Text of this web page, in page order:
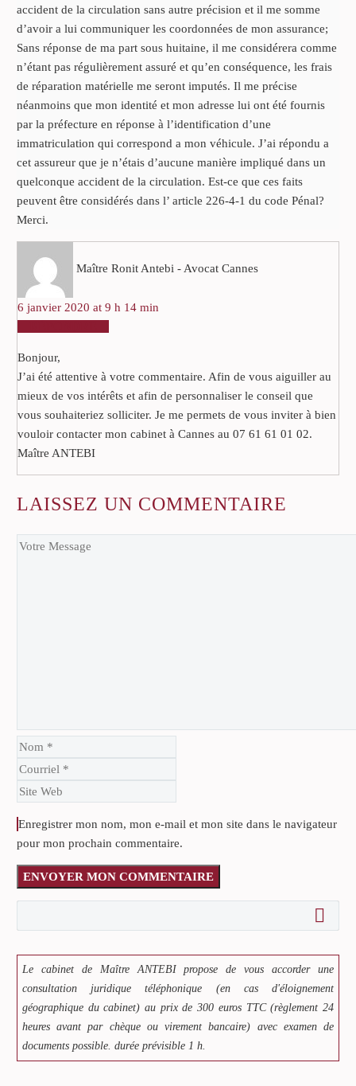
accident de la circulation sans autre précision et il me somme
d’avoir a lui communiquer les coordonnées de mon assurance;
Sans réponse de ma part sous huitaine, il me considérera comme
n’étant pas régulièrement assuré et qu’en conséquence, les frais
de réparation matérielle me seront imputés. Il me précise
néanmoins que mon identité et mon adresse lui ont été fournis
par la préfecture en réponse à l’identification d’une
immatriculation qui correspond a mon véhicule. J’ai répondu a
cet assureur que je n’étais d’aucune manière impliqué dans un
quelconque accident de la circulation. Est-ce que ces faits
peuvent être considérés dans l’ article 226-4-1 du code Pénal?
Merci.
Maître Ronit Antebi - Avocat Cannes
6 janvier 2020 at 9 h 14 min
Bonjour,
J’ai été attentive à votre commentaire. Afin de vous aiguiller au
mieux de vos intérêts et afin de personnaliser le conseil que
vous souhaiteriez solliciter. Je me permets de vous inviter à bien
vouloir contacter mon cabinet à Cannes au 07 61 61 01 02.
Maître ANTEBI
LAISSEZ UN COMMENTAIRE
Enregistrer mon nom, mon e-mail et mon site dans le navigateur
pour mon prochain commentaire.
ENVOYER MON COMMENTAIRE
Le cabinet de Maître ANTEBI propose de vous accorder une
consultation juridique téléphonique (en cas d'éloignement
géographique du cabinet) au prix de 300 euros TTC (règlement 24
heures avant par chèque ou virement bancaire) avec examen de
documents possible. durée prévisible 1 h.